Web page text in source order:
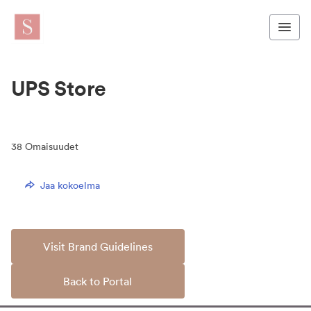
UPS Store
38 Omaisuudet
Jaa kokoelma
Visit Brand Guidelines
Back to Portal